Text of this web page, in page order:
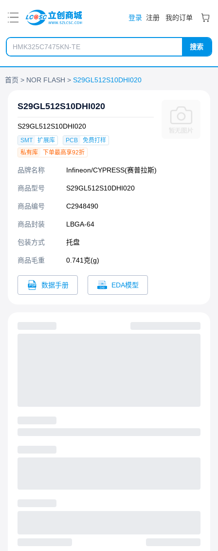
登录 注册 我的订单
搜索
首页 NOR FLASH S29GL512S10DHI020
S29GL512S10DHI020
S29GL512S10DHI020
SMT 扩展库 PCB
免费打样
私有库
下单最高享92折
品牌名称 Infineon/CYPRESS(赛普拉斯)
商品型号 S29GL512S10DHI020
商品编号 C2948490
商品封装 LBGA-64​
包装方式 托盘
商品毛重 0.741克(g)
数据手册 EDA模型